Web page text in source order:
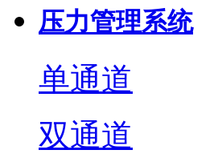
压力管理系统
单通道
双通道